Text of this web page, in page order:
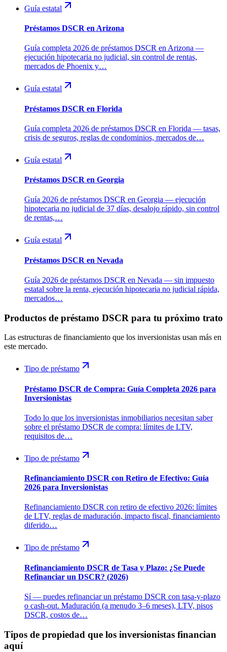
Guía estatal
Préstamos DSCR en Arizona
Guía completa 2026 de préstamos DSCR en Arizona —
ejecución hipotecaria no judicial, sin control de rentas,
mercados de Phoenix y…
Guía estatal
Préstamos DSCR en Florida
Guía completa 2026 de préstamos DSCR en Florida — tasas,
crisis de seguros, reglas de condominios, mercados de…
Guía estatal
Préstamos DSCR en Georgia
Guía 2026 de préstamos DSCR en Georgia — ejecución
hipotecaria no judicial de 37 días, desalojo rápido, sin control
de rentas,…
Guía estatal
Préstamos DSCR en Nevada
Guía 2026 de préstamos DSCR en Nevada — sin impuesto
estatal sobre la renta, ejecución hipotecaria no judicial rápida,
mercados…
Productos de préstamo DSCR para tu próximo trato
Las estructuras de financiamiento que los inversionistas usan más en
este mercado.
Tipo de préstamo
Préstamo DSCR de Compra: Guía Completa 2026 para
Inversionistas
Todo lo que los inversionistas inmobiliarios necesitan saber
sobre el préstamo DSCR de compra: límites de LTV,
requisitos de…
Tipo de préstamo
Refinanciamiento DSCR con Retiro de Efectivo: Guía
2026 para Inversionistas
Refinanciamiento DSCR con retiro de efectivo 2026: límites
de LTV, reglas de maduración, impacto fiscal, financiamiento
diferido…
Tipo de préstamo
Refinanciamiento DSCR de Tasa y Plazo: ¿Se Puede
Refinanciar un DSCR? (2026)
Sí — puedes refinanciar un préstamo DSCR con tasa-y-plazo
o cash-out. Maduración (a menudo 3–6 meses), LTV, pisos
DSCR, costos de…
Tipos de propiedad que los inversionistas financian
aquí